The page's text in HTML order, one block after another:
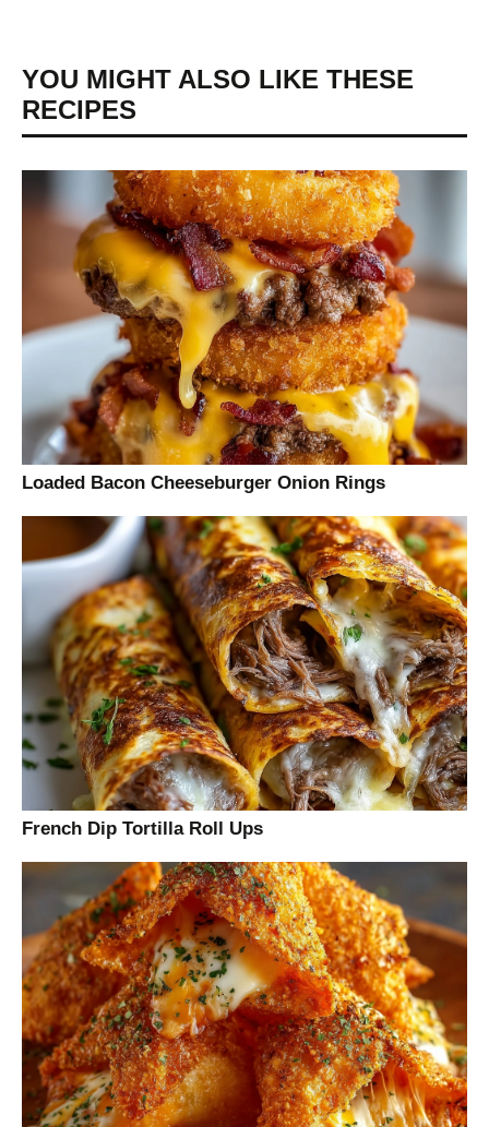
YOU MIGHT ALSO LIKE THESE
RECIPES
Loaded Bacon Cheeseburger Onion Rings
French Dip Tortilla Roll Ups